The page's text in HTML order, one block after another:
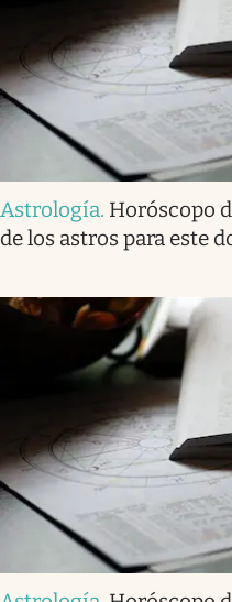
Astrología. Horóscopo
de los astros para este